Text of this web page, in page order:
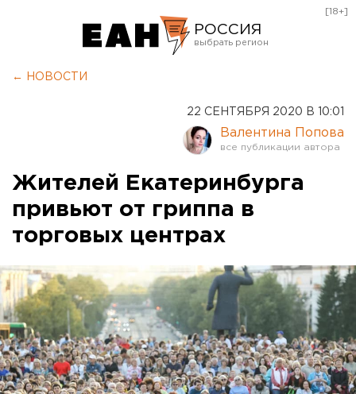
РОССИЯ
Курган
Оренбург
[18+]
← НОВОСТИ
22 СЕНТЯБРЯ 2020 В 10:01
Валентина Попова
Жителей Екатеринбурга
привьют от гриппа в
торговых центрах